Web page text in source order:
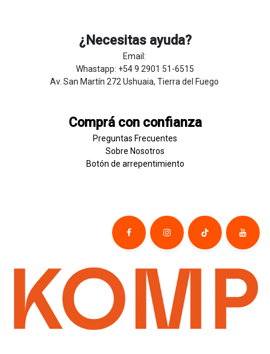
¿Necesitas ayuda?
Email:
Whastapp: +54 9 2901 51-6515
Av. San Martín 272 Ushuaia, Tierra del Fuego
Comprá con confianza
Preguntas Frecuentes
Sobre Nosotros
Botón de ​arrepentim​​​iento